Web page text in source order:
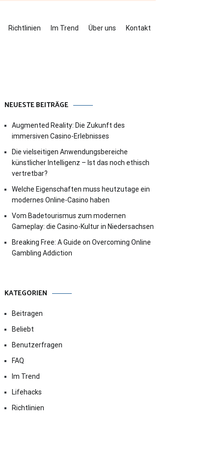
Richtlinien Im Trend Über uns Kontakt
NEUESTE BEITRÄGE
Augmented Reality: Die Zukunft des
immersiven Casino-Erlebnisses
Die vielseitigen Anwendungsbereiche
künstlicher Intelligenz – Ist das noch ethisch
vertretbar?
Welche Eigenschaften muss heutzutage ein
modernes Online-Casino haben
Vom Badetourismus zum modernen
Gameplay: die Casino-Kultur in Niedersachsen
Breaking Free: A Guide on Overcoming Online
Gambling Addiction
KATEGORIEN
Beitragen
Beliebt
Benutzerfragen
FAQ
Im Trend
Lifehacks
Richtlinien